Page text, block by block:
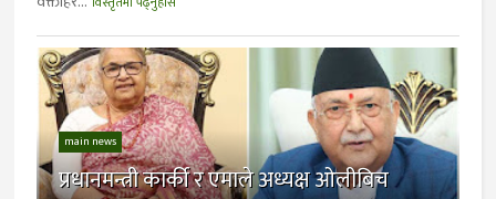
main news
प्रधानमन्त्री कार्की र एमाले अध्यक्ष ओलीबिच